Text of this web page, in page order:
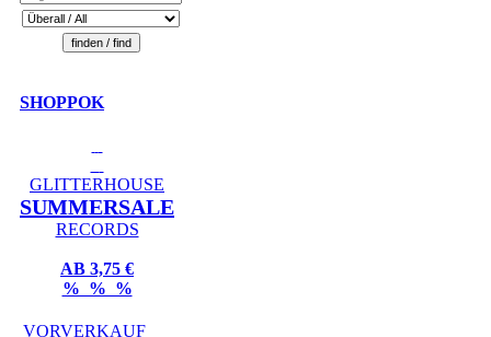
SHOPPOK
GLITTERHOUSE
SUMMERSALE
RECORDS
AB 3,75 €
% % %
VORVERKAUF